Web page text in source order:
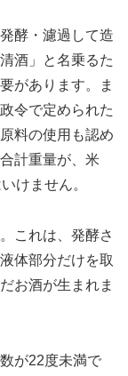
酵・濾過して造
酒」と名乗るた
があります。ま
令で定められた
料の使用も認め
計重量が、米
けません。
これは、発酵さ
体部分だけを取
お酒が生まれま
が22度未満で